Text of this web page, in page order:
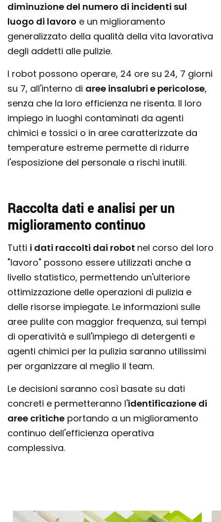
diminuzione del numero di incidenti sul
luogo di lavoro e un miglioramento
generalizzato della qualità della vita lavorativa
degli addetti alle pulizie.
I robot possono operare, 24 ore su 24, 7 giorni
su 7, all'interno di aree insalubri e pericolose,
senza che la loro efficienza ne risenta. Il loro
impiego in luoghi contaminati da agenti
chimici e tossici o in aree caratterizzate da
temperature estreme permette di ridurre
l'esposizione del personale a rischi inutili.
Raccolta dati e analisi per un
miglioramento continuo
Tutti i dati raccolti dai robot nel corso del loro
"lavoro" possono essere utilizzati anche a
livello statistico, permettendo un'ulteriore
ottimizzazione delle operazioni di pulizia e
delle risorse impiegate. Le informazioni sulle
aree pulite con maggior frequenza, sui tempi
di operatività e sull'impiego di detergenti e
agenti chimici per la pulizia saranno utilissimi
per organizzare al meglio il team.
Le decisioni saranno così basate su dati
concreti e permetteranno l'identificazione di
aree critiche portando a un miglioramento
continuo dell'efficienza operativa
complessiva.